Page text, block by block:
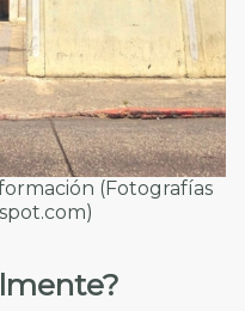
(Fotografías